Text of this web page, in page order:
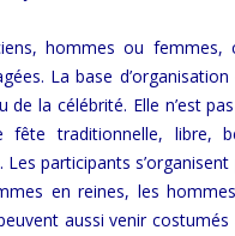
hommes ou femmes,
La base
la célébrité. Elle n’est
traditionnelle, libre,
participants
en reines, les
aussi venir